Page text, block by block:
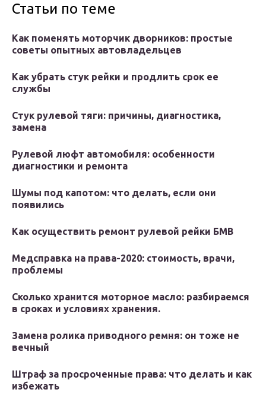
Статьи по теме
Как поменять моторчик дворников: простые
советы опытных автовладельцев
Как убрать стук рейки и продлить срок ее
службы
Стук рулевой тяги: причины, диагностика,
замена
Рулевой люфт автомобиля: особенности
диагностики и ремонта
Шумы под капотом: что делать, если они
появились
Как осуществить ремонт рулевой рейки БМВ
Медсправка на права-2020: стоимость, врачи,
проблемы
Сколько хранится моторное масло: разбираемся
в сроках и условиях хранения.
Замена ролика приводного ремня: он тоже не
вечный
Штраф за просроченные права: что делать и как
избежать